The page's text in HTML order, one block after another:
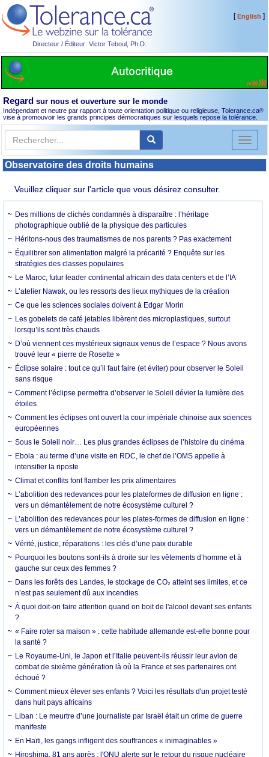
Directeur / Éditeur: Victor Teboul, Ph.D.
[English ]
Regard sur nous et ouverture sur le monde
Indépendant et neutre par rapport à toute orientation politique ou religieuse, Tolerance.ca®
vise à promouvoir les grands principes démocratiques sur lesquels repose la tolérance.
Toggle
Observatoire des droits humains
Veuillez cliquer sur l'article que vous désirez consulter.
Des millions de clichés condamnés à disparaître : l’héritage
photographique oublié de la physique des particules
Héritons-nous des traumatismes de nos parents ? Pas exactement
Équilibrer son alimentation malgré la précarité ? Enquête sur les
stratégies des classes populaires
Le Maroc, futur leader continental africain des data centers et de l’IA
L’atelier Nawak, ou les ressorts des lieux mythiques de la création
Ce que les sciences sociales doivent à Edgar Morin
Les gobelets de café jetables libèrent des microplastiques, surtout
lorsqu’ils sont très chauds
D’où viennent ces mystérieux signaux venus de l’espace ? Nous avons
trouvé leur « pierre de Rosette »
Éclipse solaire : tout ce qu’il faut faire (et éviter) pour observer le Soleil
sans risque
Comment l’éclipse permettra d’observer le Soleil dévier la lumière des
étoiles
Comment les éclipses ont ouvert la cour impériale chinoise aux sciences
européennes
Sous le Soleil noir… Les plus grandes éclipses de l’histoire du cinéma
Ebola : au terme d’une visite en RDC, le chef de l’OMS appelle à
intensifier la riposte
Climat et conflits font flamber les prix alimentaires
L’abolition des redevances pour les plateformes de diffusion en ligne :
vers un démantèlement de notre écosystème culturel ?
L’abolition des redevances pour les plates-formes de diffusion en ligne :
vers un démantèlement de notre écosystème culturel ?
Vérité, justice, réparations : les clés d’une paix durable
Pourquoi les boutons sont-ils à droite sur les vêtements d’homme et à
gauche sur ceux des femmes ?
Dans les forêts des Landes, le stockage de CO₂ atteint ses limites, et ce
n’est pas seulement dû aux incendies
À quoi doit-on faire attention quand on boit de l'alcool devant ses enfants
?
« Faire roter sa maison » : cette habitude allemande est-elle bonne pour
la santé ?
Le Royaume-Uni, le Japon et l’Italie peuvent-ils réussir leur avion de
combat de sixième génération là où la France et ses partenaires ont
échoué ?
Comment mieux élever ses enfants ? Voici les résultats d'un projet testé
dans huit pays africains
Liban : Le meurtre d’une journaliste par Israël était un crime de guerre
manifeste
En Haïti, les gangs infligent des souffrances « inimaginables »
Hiroshima, 81 ans après : l'ONU alerte sur le retour du risque nucléaire